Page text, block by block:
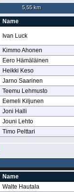
5,55 km
Name
Ivan Luck
Kimmo Ahonen
Eero Hämäläinen
Heikki Keso
Jarno Saarinen
Teemu Lehmusto
Eemeli Kiljunen
Joni Halli
Jouni Lehto
Timo Pelttari
Name
Walte Hautala